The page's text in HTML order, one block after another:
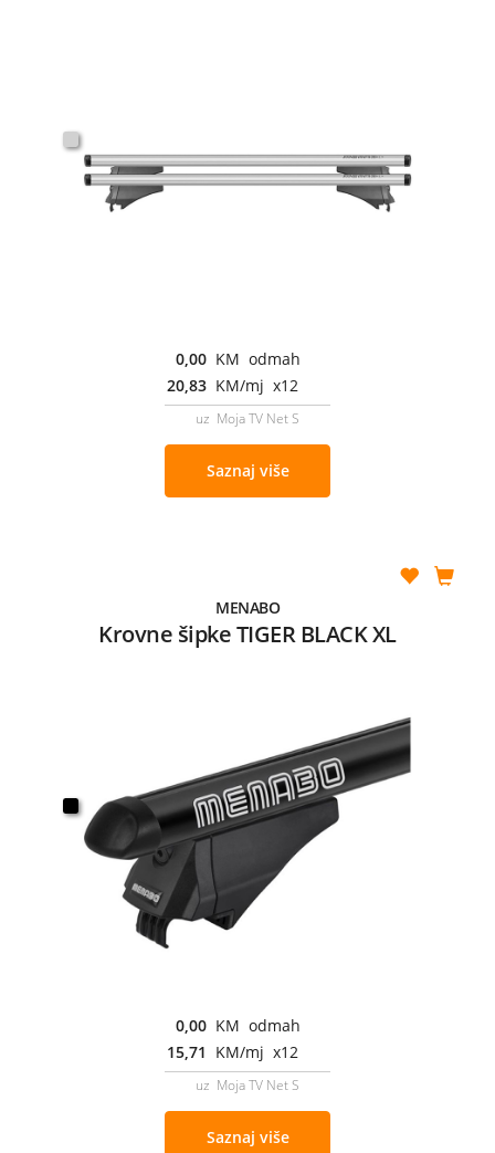
0,00 KM odmah
20,83 KM/mj x12
uz Moja TV Net S
Saznaj više
MENABO
Krovne šipke TIGER BLACK XL
0,00 KM odmah
15,71 KM/mj x12
uz Moja TV Net S
Saznaj više